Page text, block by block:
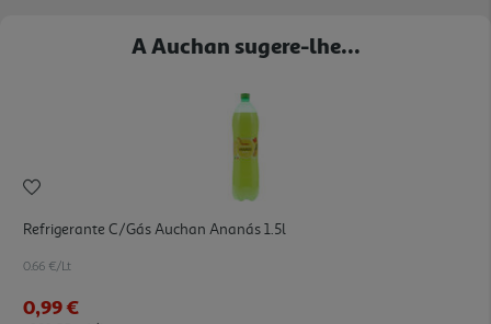
A Auchan sugere-lhe...
Refrigerante C/gás Auchan Ananás 1.5l
0.66 €/Lt
0,99 €